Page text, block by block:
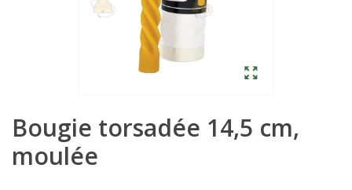
Bougie torsadée 14,5 cm,
moulée